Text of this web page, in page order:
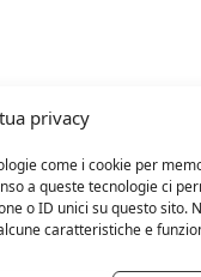
privacy
come i cookie per
a queste tecnologie ci
o ID unici su questo sito.
caratteristiche e